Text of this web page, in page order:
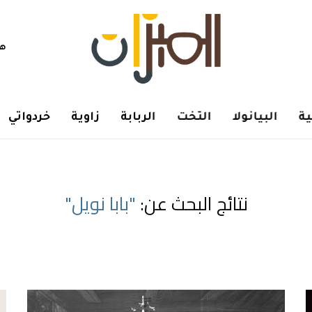
البيانولا التخت الربابة زاوية خردواتي
نتائج البحث عن: "بابا نويل"